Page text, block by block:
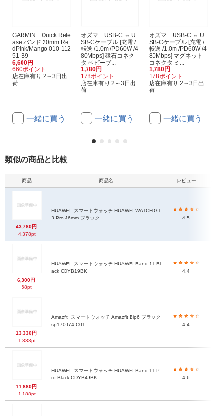
GARMIN Quick Rele
ase バンド 20mm Re
dPink/Mango 010-112
51-B9
6,600円
660ポイント
店在庫有り 2～3日出
荷
一緒に買う
オズマ USB-C ⇔ U
SB-Cケーブル [充電 /
転送 /1.0m /PD60W /4
80Mbps] 磁石コネク
タ ベビーブ...
1,780円
178ポイント
店在庫有り 2～3日出
荷
一緒に買う
オズマ USB-C ⇔ U
SB-Cケーブル [充電 /
転送 /1.0m /PD60W /4
80Mbps] マグネット
コネクタ ミ...
1,780円
178ポイント
店在庫有り 2～3日出
荷
一緒に買う
類似の商品と比較
商品 商品名 レビュー
43,780円
4,378pt
HUAWEI
3 Pro 46mm ブラック
4.5
6,800円
68pt
HUAWEI
ack CDYB19BK
4.4
13,330円
1,333pt
Amazfit
sp170074-C01
4.4
11,880円
1,188pt
HUAWEI
ro Black CDYB49BK
4.6